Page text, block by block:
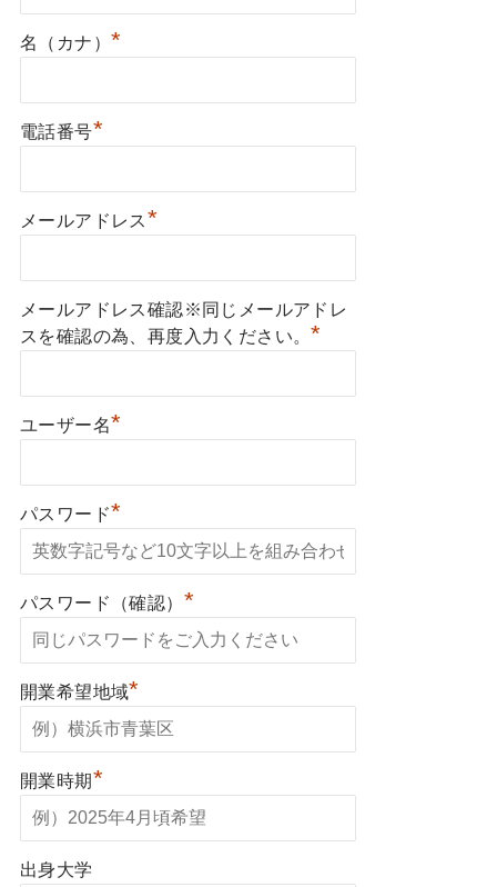
名（カナ） *
電話番号*
メールアドレス*
メールアドレス確認※同じメールアドレ
スを確認の為、再度入力ください。*
ユーザー名*
パスワード*
パスワード（確認） *
開業希望地域*
開業時期*
出身大学